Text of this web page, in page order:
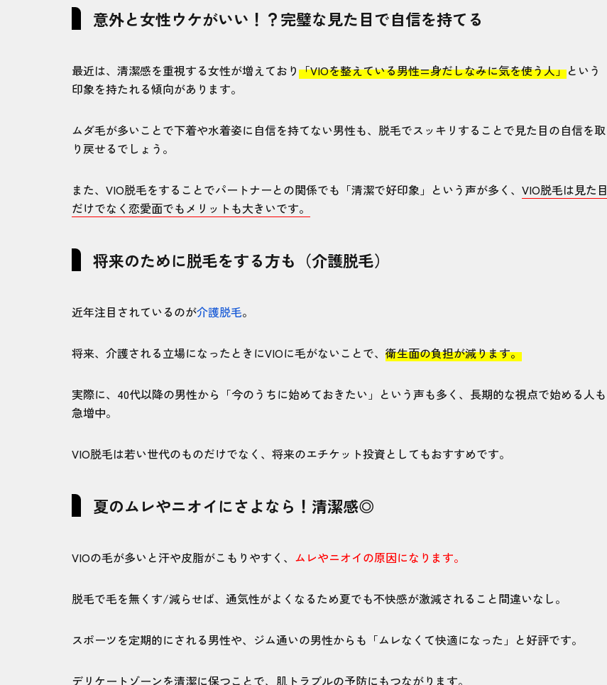
「VIO脱毛をやって人生が変わった」派の体験談
VIO脱毛に関するよくある質問
意外と女性ウケがいい！？完璧な見た目で自信を持てる
最近は、清潔感を重視する女性が増えており「VIOを整えている男性=身だしなみに気を使う人」という
印象を持たれる傾向があります。
ムダ毛が多いことで下着や水着姿に自信を持てない男性も、脱毛でスッキリすることで見た目の自信を取
り戻せるでしょう。
また、VIO脱毛をすることでパートナーとの関係でも「清潔で好印象」という声が多く、 VIO脱毛は見た目
だけでなく恋愛面でもメリットも大きいです。
将来のために脱毛をする方も（介護脱毛）
近年注目されているのが介護脱毛。
将来、介護される立場になったときにVIOに毛がないことで、 衛生面の負担が減ります。
実際に、40代以降の男性から「今のうちに始めておきたい」という声も多く、長期的な視点で始める人も
急増中。
VIO脱毛は若い世代のものだけでなく、将来のエチケット投資としてもおすすめです。
夏のムレやニオイにさよなら！清潔感◎
VIOの毛が多いと汗や皮脂がこもりやすく、 ムレやニオイの原因になります。
脱毛で毛を無くす/減らせば、通気性がよくなるため夏でも不快感が激減されること間違いなし。
スポーツを定期的にされる男性や、ジム通いの男性からも「ムレなくて快適になった」と好評です。
デリケートゾーンを清潔に保つことで、 肌トラブルの予防にもつながります。